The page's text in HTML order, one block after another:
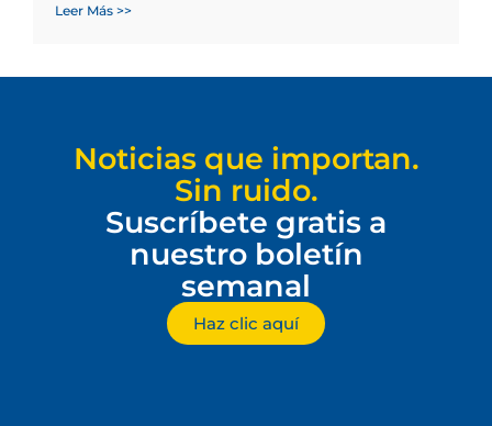
Leer Más >>
Noticias que importan.
Sin ruido.
Suscríbete gratis a
nuestro boletín
semanal
Haz clic aquí